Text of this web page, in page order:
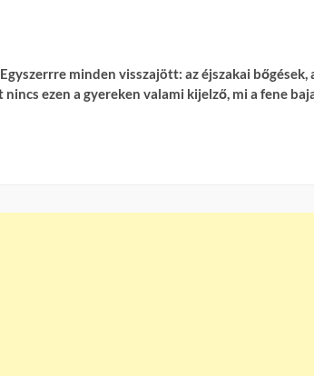
minden visszajött: az éjszakai bőgések,
ezen a gyereken valami kijelző, mi a fene